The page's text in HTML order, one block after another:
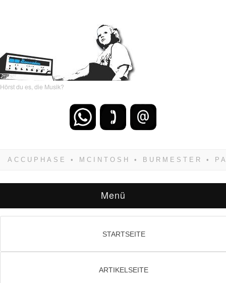
Hörst du es, die Musik?
zwangsläufig siegen! Und noch was: Hifi
Menü
STARTSEITE
ARTIKELSEITE